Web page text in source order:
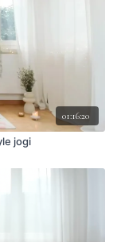
01:16:20
jogi